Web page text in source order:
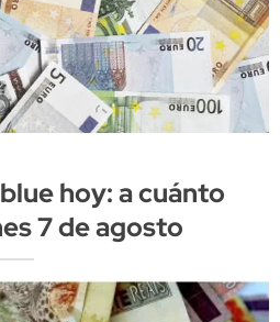
hoy: a cuánto
7 de agosto